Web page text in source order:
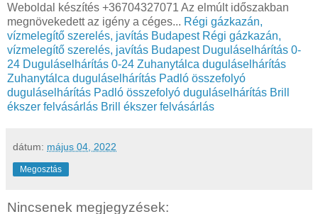
Weboldal készítés +36704327071 Az elmúlt időszakban
megnövekedett az igény a céges... Régi gázkazán,
vízmelegítő szerelés, javítás Budapest Régi gázkazán,
vízmelegítő szerelés, javítás Budapest Duguláselhárítás 0-
24 Duguláselhárítás 0-24 Zuhanytálca duguláselhárítás
Zuhanytálca duguláselhárítás Padló összefolyó
duguláselhárítás Padló összefolyó duguláselhárítás Brill
ékszer felvásárlás Brill ékszer felvásárlás
dátum: május 04, 2022
Megosztás
Nincsenek megjegyzések: